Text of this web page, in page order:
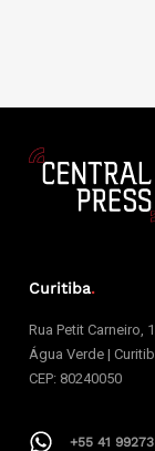
Curitiba.
Rua Petit Carneiro,
Água Verde |
CEP: 80240050
+55 41